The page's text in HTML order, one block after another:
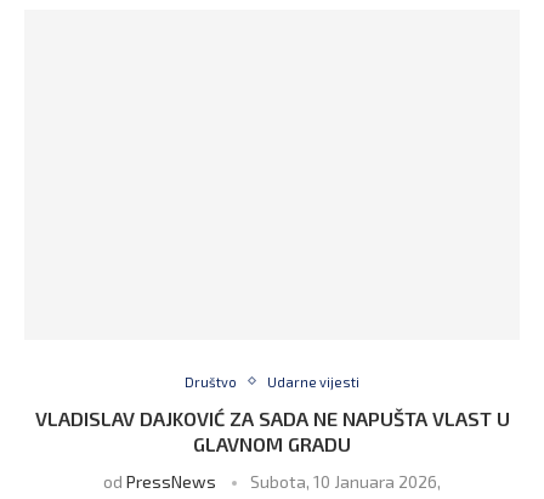
Društvo Udarne vijesti
VLADISLAV DAJKOVIĆ ZA SADA NE NAPUŠTA VLAST U
GLAVNOM GRADU
od PressNews Subota, 10 Januara 2026,